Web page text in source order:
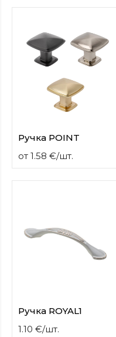
Ручка POINT
от 1.58 €/шт.
Ручка ROYAL1
1.10 €/шт.